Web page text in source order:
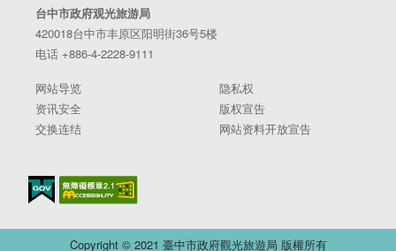
台中市政府观光旅游局
420018台中市丰原区阳明街36号5楼
电话 +886-4-2228-9111
网站导览
隐私权
资讯安全
版权宣告
交换连结
网站资料开放宣告
Copyright © 2021 臺中市政府觀光旅遊局 版權所有